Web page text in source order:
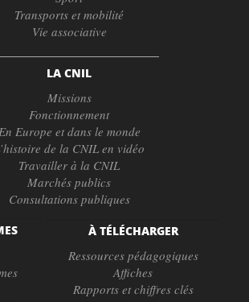
Transports et mobilité
Vie associative
LA CNIL
Missions
Fonctionnement
En Europe et dans le monde
de la CNIL en vidéo
Travailler à la CNIL
Marchés publics
Consultations publiques
À TÉLÉCHARGER
Ressources pédagogiques
Affiches
Rapports et chiffres clés